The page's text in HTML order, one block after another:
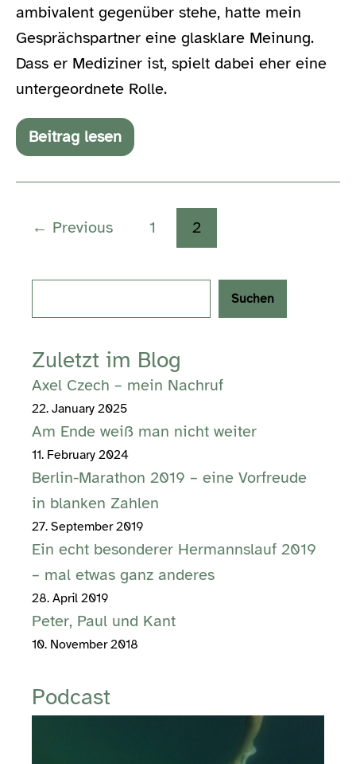
ambivalent gegenüber stehe, hatte mein
Gesprächspartner eine glasklare Meinung.
Dass er Mediziner ist, spielt dabei eher eine
untergeordnete Rolle.
Beitrag lesen
Beim
Hörsturz
in
die
← Previous 1 2
Suchen
Zuletzt im Blog
Axel Czech – mein Nachruf
22. January 2025
Am Ende weiß man nicht weiter
11. February 2024
Berlin-Marathon 2019 – eine Vorfreude
in blanken Zahlen
27. September 2019
Ein echt besonderer Hermannslauf 2019
– mal etwas ganz anderes
28. April 2019
Peter, Paul und Kant
10. November 2018
Podcast